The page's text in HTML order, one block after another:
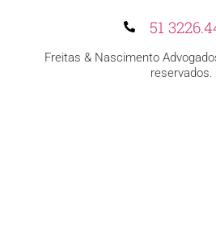
Freitas & Nascimento
reservados.
51